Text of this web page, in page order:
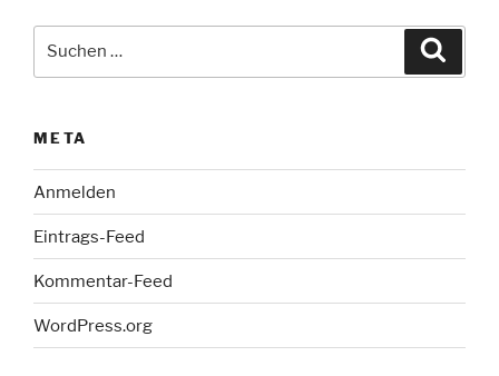
META
Anmelden
Eintrags-Feed
Kommentar-Feed
WordPress.org